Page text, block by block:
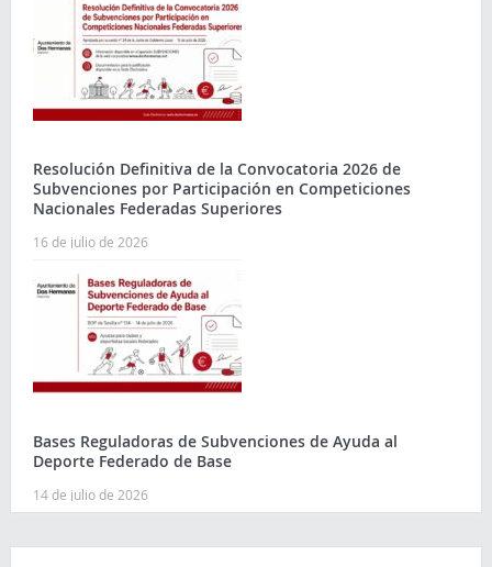
Resolución Definitiva de la Convocatoria 2026 de
Subvenciones por Participación en Competiciones
Nacionales Federadas Superiores
16 de julio de 2026
Bases Reguladoras de Subvenciones de Ayuda al
Deporte Federado de Base
14 de julio de 2026